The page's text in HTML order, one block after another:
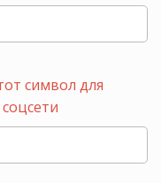
символ для